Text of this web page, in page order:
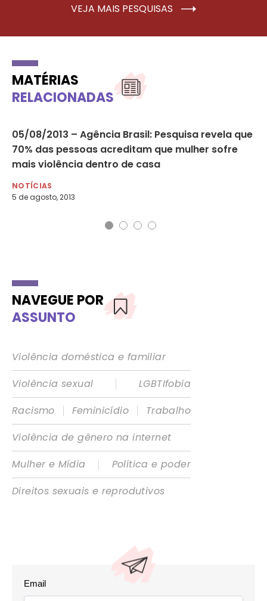
VEJA MAIS PESQUISAS
MATÉRIAS
RELACIONADAS
05/08/2013 – Agência Brasil: Pesquisa revela que
70% das pessoas acreditam que mulher sofre
mais violência dentro de casa
NOTÍCIAS
5 de agosto, 2013
NAVEGUE POR
ASSUNTO
Violência doméstica e familiar
Violência sexual
|
LGBTIfobia
Racismo
| Feminicídio |
Trabalho
Violência de gênero na internet
Mulher e Mídia
|
Política e poder
Direitos sexuais e reprodutivos